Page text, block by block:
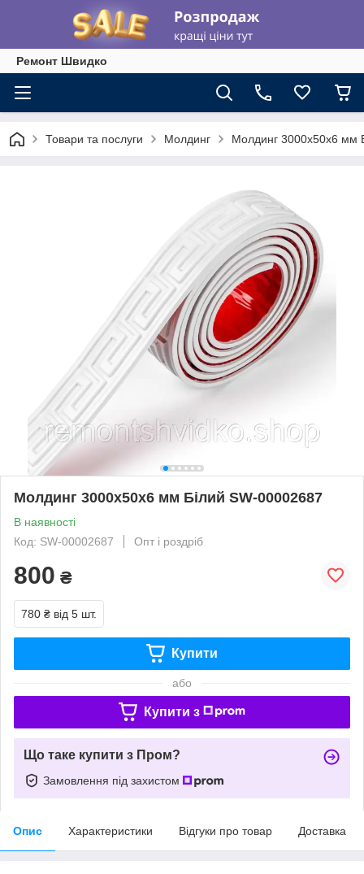
Ремонт Швидко
Товари та послуги Молдинг Молдинг 3000х50х6 мм
Молдинг 3000х50х6 мм Білий SW-00002687
В наявності
Код: SW-00002687
Опт і роздріб
800 ₴
780 ₴ від 5 шт.
Купити
або
Купити з
Що таке купити з Пром?
Замовлення під захистом
Опис Характеристики Відгуки про товар Доставка